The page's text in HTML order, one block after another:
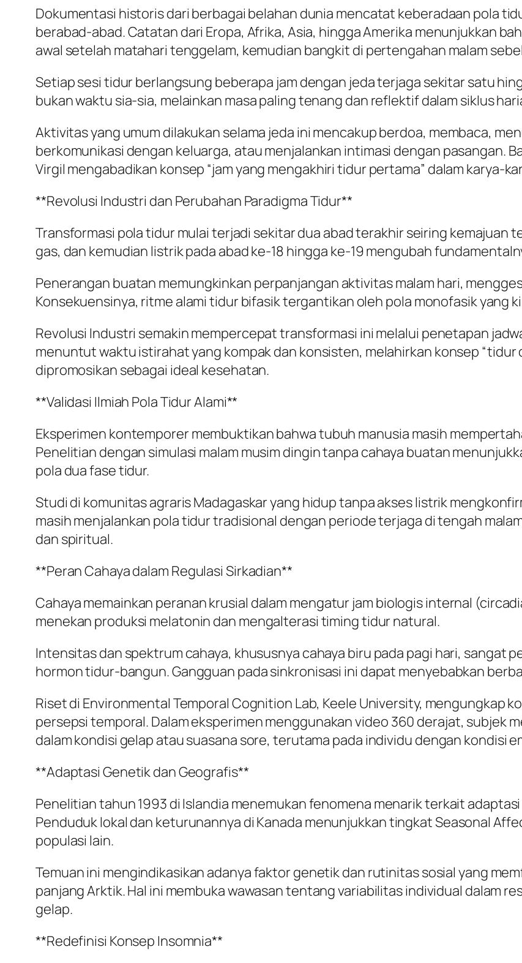
Dokumentasi historis dari berbagai belahan dunia mencatat keberadaan pola
berabad-abad. Catatan dari Eropa, Afrika, Asia, hingga Amerika menunjukkan
awal setelah matahari tenggelam, kemudian bangkit di pertengahan malam
Setiap sesi tidur berlangsung beberapa jam dengan jeda terjaga sekitar satu
bukan waktu sia-sia, melainkan masa paling tenang dan reflektif dalam siklus
Aktivitas yang umum dilakukan selama jeda ini mencakup berdoa, membaca,
berkomunikasi dengan keluarga, atau menjalankan intimasi dengan pasangan.
Virgil mengabadikan konsep “jam yang mengakhiri tidur pertama” dalam karya-
**Revolusi Industri dan Perubahan Paradigma Tidur**
Transformasi pola tidur mulai terjadi sekitar dua abad terakhir seiring kemajuan
gas, dan kemudian listrik pada abad ke-18 hingga ke-19 mengubah
Penerangan buatan memungkinkan perpanjangan aktivitas malam hari,
Konsekuensinya, ritme alami tidur bifasik tergantikan oleh pola monofasik yang
Revolusi Industri semakin mempercepat transformasi ini melalui penetapan
menuntut waktu istirahat yang kompak dan konsisten, melahirkan konsep “tidur
dipromosikan sebagai ideal kesehatan.
**Validasi Ilmiah Pola Tidur Alami**
Eksperimen kontemporer membuktikan bahwa tubuh manusia masih
Penelitian dengan simulasi malam musim dingin tanpa cahaya buatan
pola dua fase tidur.
Studi di komunitas agraris Madagaskar yang hidup tanpa akses listrik
masih menjalankan pola tidur tradisional dengan periode terjaga di tengah
dan spiritual.
**Peran Cahaya dalam Regulasi Sirkadian**
Cahaya memainkan peranan krusial dalam mengatur jam biologis internal
menekan produksi melatonin dan mengalterasi timing tidur natural.
Intensitas dan spektrum cahaya, khususnya cahaya biru pada pagi hari, sangat
hormon tidur-bangun. Gangguan pada sinkronisasi ini dapat menyebabkan
Riset di Environmental Temporal Cognition Lab, Keele University, mengungkap
persepsi temporal. Dalam eksperimen menggunakan video 360 derajat, subjek
dalam kondisi gelap atau suasana sore, terutama pada individu dengan kondisi
**Adaptasi Genetik dan Geografis**
Penelitian tahun 1993 di Islandia menemukan fenomena menarik terkait
Penduduk lokal dan keturunannya di Kanada menunjukkan tingkat Seasonal
populasi lain.
Temuan ini mengindikasikan adanya faktor genetik dan rutinitas sosial yang
panjang Arktik. Hal ini membuka wawasan tentang variabilitas individual dalam
gelap.
**Redefinisi Konsep Insomnia**